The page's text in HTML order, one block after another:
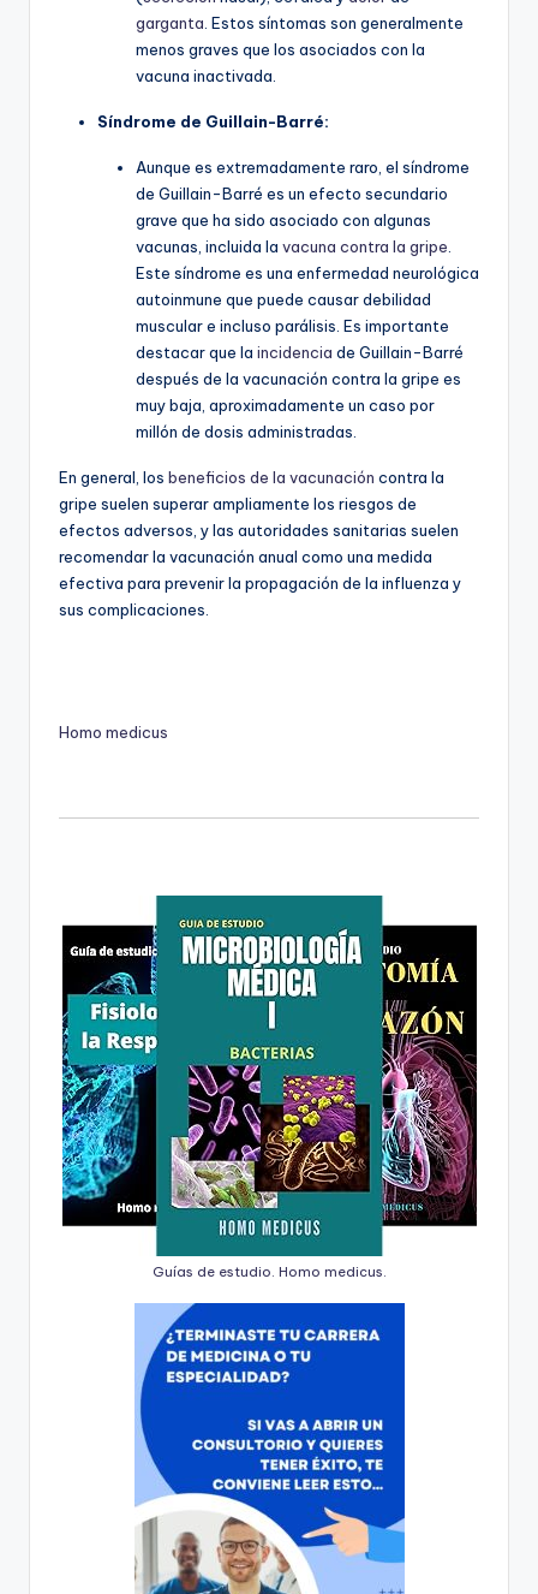
garganta. Estos síntomas son generalmente
menos graves que los asociados con la
vacuna inactivada.
Síndrome de Guillain-Barré:
Aunque es extremadamente raro, el síndrome
de Guillain-Barré es un efecto secundario
grave que ha sido asociado con algunas
vacunas, incluida la vacuna contra la gripe.
Este síndrome es una enfermedad neurológica
autoinmune que puede causar debilidad
muscular e incluso parálisis. Es importante
destacar que la incidencia de Guillain-Barré
después de la vacunación contra la gripe es
muy baja, aproximadamente un caso por
millón de dosis administradas.
En general, los beneficios de la vacunación contra la
gripe suelen superar ampliamente los riesgos de
efectos adversos, y las autoridades sanitarias suelen
recomendar la vacunación anual como una medida
efectiva para prevenir la propagación de la influenza y
sus complicaciones.
Homo medicus
Guías de estudio. Homo medicus.